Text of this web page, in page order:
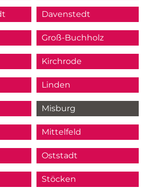
Davenstedt
Groß-Buchholz
Kirchrode
Linden
Misburg
Mittelfeld
Oststadt
Stöcken